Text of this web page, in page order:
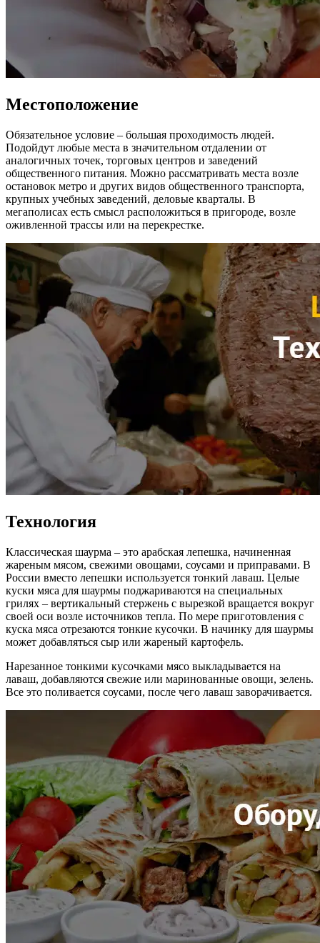
Местоположение
Обязательное условие – большая проходимость людей.
Подойдут любые места в значительном отдалении от
аналогичных точек, торговых центров и заведений
общественного питания. Можно рассматривать места возле
остановок метро и других видов общественного транспорта,
крупных учебных заведений, деловые кварталы. В
мегаполисах есть смысл расположиться в пригороде, возле
оживленной трассы или на перекрестке.
Технология
Классическая шаурма – это арабская лепешка, начиненная
жареным мясом, свежими овощами, соусами и приправами. В
России вместо лепешки используется тонкий лаваш. Целые
куски мяса для шаурмы поджариваются на специальных
грилях – вертикальный стержень с вырезкой вращается вокруг
своей оси возле источников тепла. По мере приготовления с
куска мяса отрезаются тонкие кусочки. В начинку для шаурмы
может добавляться сыр или жареный картофель.
Нарезанное тонкими кусочками мясо выкладывается на
лаваш, добавляются свежие или маринованные овощи, зелень.
Все это поливается соусами, после чего лаваш заворачивается.